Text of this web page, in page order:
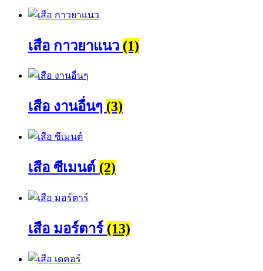
เสือ กาวยาแนว (1)
เสือ งานอื่นๆ (3)
เสือ ซีเมนต์ (2)
เสือ มอร์ตาร์ (13)